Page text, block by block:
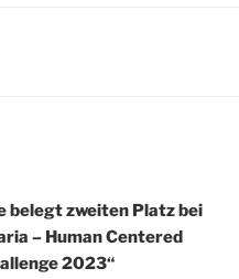
belegt zweiten Platz bei
– Human Centered
2023“